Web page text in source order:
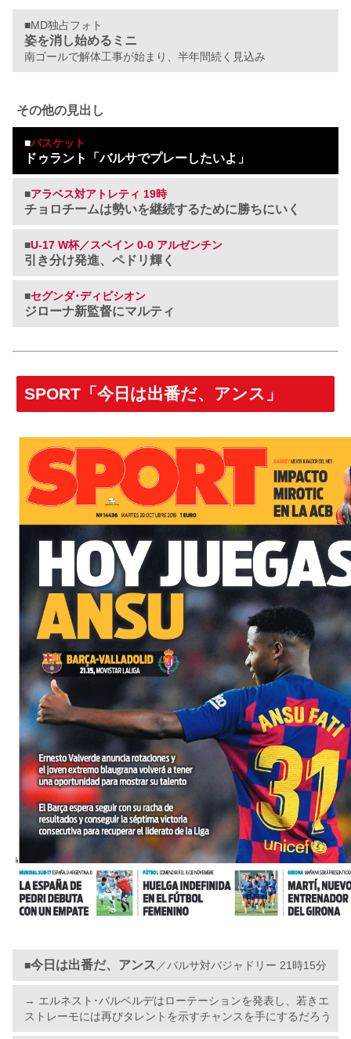
■MD独占フォト
姿を消し始めるミニ
南ゴールで解体工事が始まり、半年間続く見込み
その他の見出し
■バスケット
ドゥラント「バルサでプレーしたいよ」
■アラベス対アトレティ 19時
チョロチームは勢いを継続するために勝ちにいく
■U-17 W杯／スペイン 0-0 アルゼンチン
引き分け発進、ペドリ輝く
■セグンダ･ディビシオン
ジローナ新監督にマルティ
SPORT「今日は出番だ、アンス」
■今日は出番だ、アンス／バルサ対バジャドリー 21時15分
→ エルネスト･バルベルデはローテーションを発表し、若きエ
ストレーモには再びタレントを示すチャンスを手にするだろう